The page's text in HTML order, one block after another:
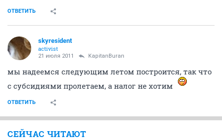
ОТВЕТИТЬ
skyresident
activist
21 июля 2011 KapitanBuran
мы надеемся следующим летом построится, так что
с субсидиями пролетаем, а налог не хотим
ОТВЕТИТЬ
СЕЙЧАС ЧИТАЮТ